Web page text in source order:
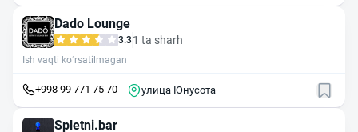
Dado Lounge
3.3 1 ta sharh
Ish vaqti ko‘rsatilmagan
+998 99 771 75 70 улица Юнусота
Spletni.bar